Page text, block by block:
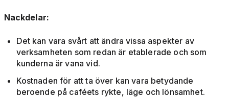
Nackdelar:
Det kan vara svårt att ändra vissa aspekter av
verksamheten som redan är etablerade och som
kunderna är vana vid.
Kostnaden för att ta över kan vara betydande
beroende på caféets rykte, läge och lönsamhet.